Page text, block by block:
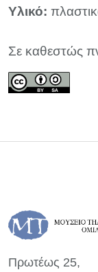
Υλικό:
Σε καθεστώς
Πρωτέως 25,